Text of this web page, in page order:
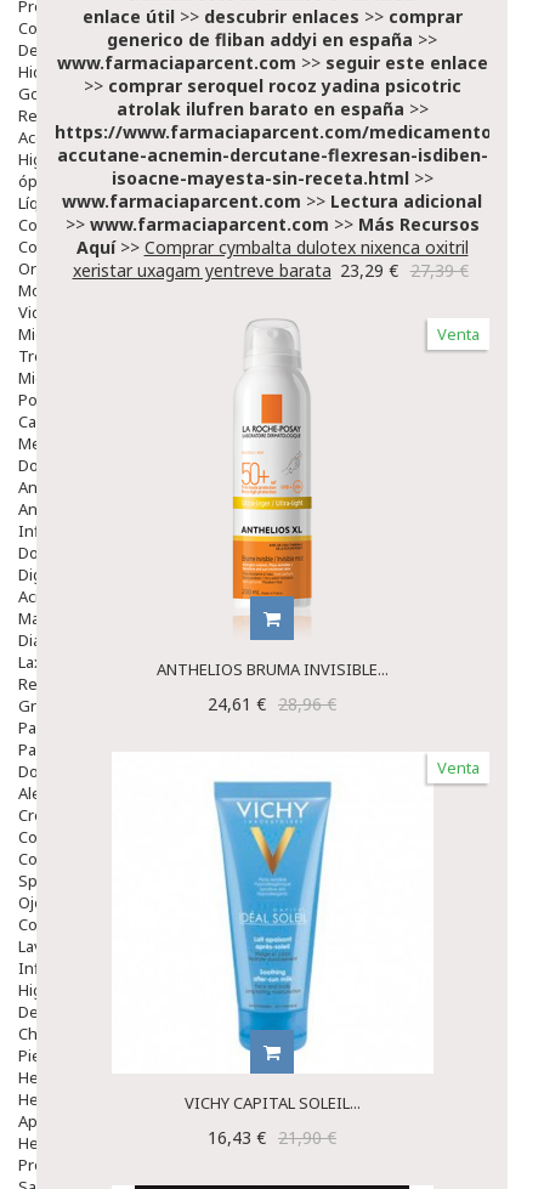
Protección Solar
Complementos Alimentarios
Dentales
Hidratantes
Golpes Y Hematomas
Repelentes De Mosquitos
Accesorios
Higiene
óptica
Líquidos Lentillas
Colirios
Complementos Alimentarios.
Ortopedia - Accesorios
Movilidad
Vida Diaria
Miembro Superior
Tronco
Miembro Inferior
Podología
Calzado
Medicamentos
Dolor E Inflamación
Analgésicos
Anestésicos
Inflamación Articulaciones
Dolor Muscular / Articular
Digestivo
Acidez, Gases Y Ardores
Mala Digestion
Diarrea / Estreñimiento / Vómitos
Laxantes
Resfriados
Gripe Y Resfriados
Para La Tos
Para Descongestionar La Nariz
Dolor De Garganta
Alergias Y Picaduras
Cremas
Comprimidos
Colirios
Sprays
Ojos Y Oidos
Congestión
Lavado Ojos
Inflamación Del Oido (otitis)
Higiene Oido
Deshabituación Tabaquismo
Chicles
Piel
Herpes Y Hongos
Heridas Y úlceras
Aparato Genital
Hemorroides
Protectores Y Emolientes
enlace útil>> descubrir enlaces >> comprar
generico de fliban addyi en españa >>
www.farmaciaparcent.com >> seguir este enlace
>> comprar seroquel rocoz yadina psicotric
atrolak ilufren barato en españa >>
https://www.farmaciaparcent.com/medicamentos/
accutane-acnemin-dercutane-flexresan-isdiben-
isoacne-mayesta-sin-receta.html>>
www.farmaciaparcent.com >> Lectura adicional
>> www.farmaciaparcent.com >> Más Recursos
Aquí>> Comprar cymbalta dulotex nixenca oxitril
xeristar uxagam yentreve barata 23,29 € 27,39 €
Venta
ANTHELIOS BRUMA INVISIBLE...
24,61 € 28,96 €
Venta
VICHY CAPITAL SOLEIL...
16,43 € 21,90 €